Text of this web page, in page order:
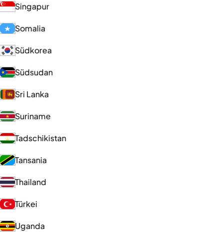
Singapur
Somalia
Südkorea
Südsudan
Sri Lanka
Suriname
Tadschikistan
Tansania
Thailand
Türkei
Uganda